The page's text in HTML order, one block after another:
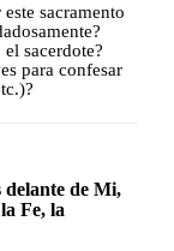
sacramento
sacerdote?
para confesar
delante de Mi,
Fe, la